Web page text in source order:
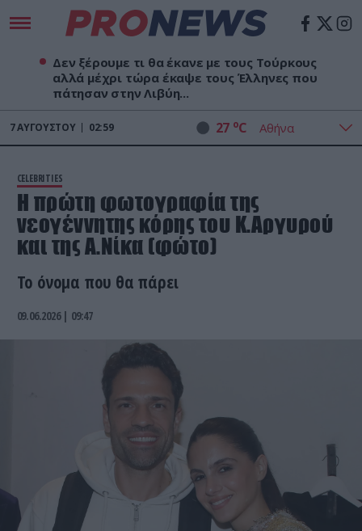
Δεν ξέρουμε τι θα έκανε με τους Τούρκους
αλλά μέχρι τώρα έκαψε τους Έλληνες που
πάτησαν στην Λιβύη...
7ΑΥΓΟΎΣΤΟΥ 02:59 27 oC
CELEBRITIES
Η πρώτη φωτογραφία της
νεογέννητης κόρης του Κ.Αργυρού
και της Α.Νίκα (φώτο)
Το όνομα που θα πάρει
09.06.2026 | 09:47